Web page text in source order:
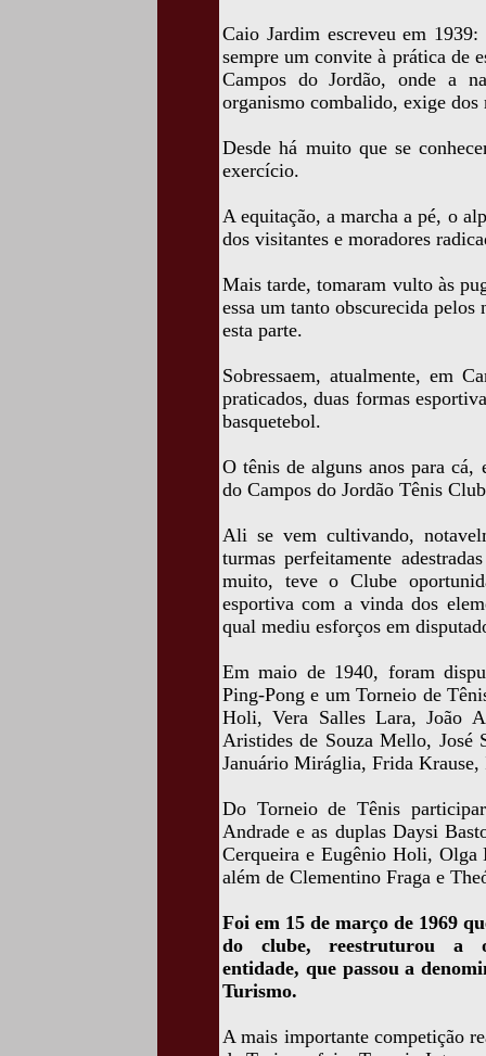
Caio Jardim escreveu em
sempre um convite à prática de
Campos do Jordão, onde a
organismo combalido, exige
Desde há muito que se
exercício.
A equitação, a marcha a pé, o
dos visitantes e moradores
Mais tarde, tomaram vulto às
essa um tanto obscurecida pelos
esta parte.
Sobressaem, atualmente, em
praticados, duas formas
basquetebol.
O tênis de alguns anos para cá,
do Campos do Jordão Tênis
Ali se vem cultivando,
turmas perfeitamente
muito, teve o Clube
esportiva com a vinda dos
qual mediu esforços em
Em maio de 1940, foram
Ping-Pong e um Torneio de
Holi, Vera Salles Lara, João
Aristides de Souza Mello, José
Januário Miráglia, Frida
Do Torneio de Tênis
Andrade e as duplas Daysi
Cerqueira e Eugênio Holi, Olga
além de Clementino Fraga e
Foi em 15 de março de 1969
do clube, reestruturou a
entidade, que passou a
Turismo.
A mais importante competição